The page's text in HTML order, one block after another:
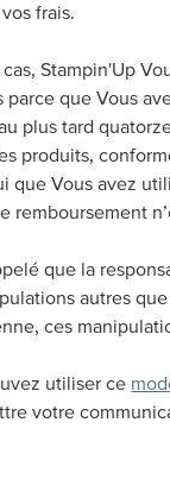
frais.
cas, Stampin'Up
parce que Vous
plus tard
produits,
que Vous avez
remboursement
que la
autres
ces
utiliser ce
votre